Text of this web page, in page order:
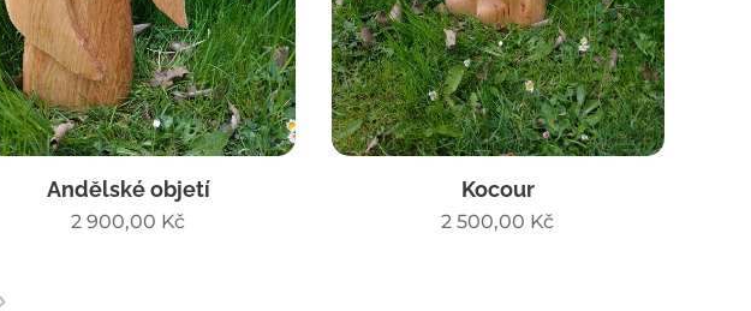
Andělské objetí
2 900,00 Kč
Kocour
2 500,00 Kč